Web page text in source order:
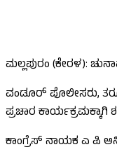
ಮಲ್ಲಪುರಂ (ಕೇರಳ):
ವಂಡೂರ್​ ಪೊಲೀಸರು,
ಪ್ರಚಾರ
ಕಾಂಗ್ರೆಸ್ ನಾಯಕ ಎ ಪಿ